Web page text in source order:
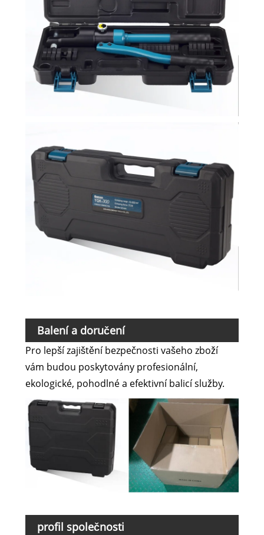
Balení a doručení
Pro lepší zajištění bezpečnosti vašeho zboží
vám budou poskytovány profesionální,
ekologické, pohodlné a efektivní balicí služby.
profil společnosti